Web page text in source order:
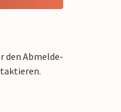
den Abmelde-